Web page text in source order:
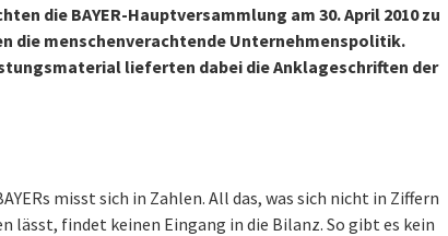
die BAYER-Hauptversammlung am 30. April 2010 zu
die menschenverachtende Unternehmenspolitik.
lieferten dabei die Anklageschriften der
misst sich in Zahlen. All das, was sich nicht in Ziffern
lässt, findet keinen Eingang in die Bilanz. So gibt es kein